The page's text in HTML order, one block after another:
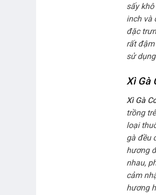
sấy
inch và
đặc
rất
sử
Xì Gà
Xì Gà
trồng
loại
gà đều
hương
nhau,
cảm
hương